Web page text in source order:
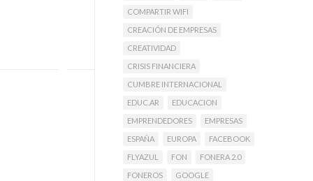
COMPARTIR WIFI
CREACIÓN DE EMPRESAS
CREATIVIDAD
CRISIS FINANCIERA
CUMBRE INTERNACIONAL
EDUC.AR
EDUCACION
EMPRENDEDORES
EMPRESAS
ESPAÑA
EUROPA
FACEBOOK
FLYAZUL
FON
FONERA 2.0
FONEROS
GOOGLE